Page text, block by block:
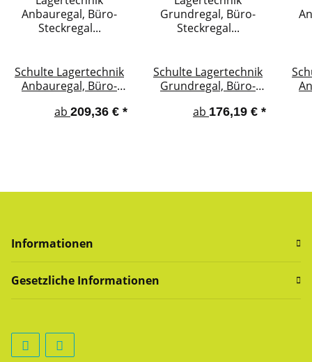
Schulte Lagertechnik
Anbauregal, Büro-
MULTIplus150,
ab 209,36 € *
Schulte Lagertechnik
Grundregal, Büro-
MULTIplus85,
ab 176,19 € *
Informationen
Gesetzliche Informationen